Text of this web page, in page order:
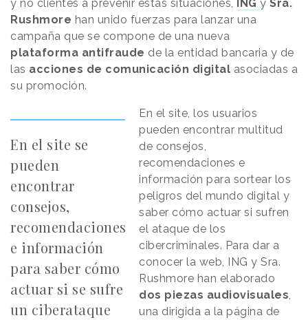
y no clientes a prevenir estas situaciones, ING y Sra.
Rushmore han unido fuerzas para lanzar una
campaña que se compone de una nueva
plataforma antifraude de la entidad bancaria y de
las acciones de comunicación digital asociadas a
su promoción.
En el site se
pueden
encontrar
consejos,
recomendaciones
e información
para saber cómo
actuar si se sufre
un ciberataque
En el site, los usuarios
pueden encontrar multitud
de consejos,
recomendaciones e
información para sortear los
peligros del mundo digital y
saber cómo actuar si sufren
el ataque de los
cibercriminales. Para dar a
conocer la web, ING y Sra.
Rushmore han elaborado
dos piezas audiovisuales,
una dirigida a la página de